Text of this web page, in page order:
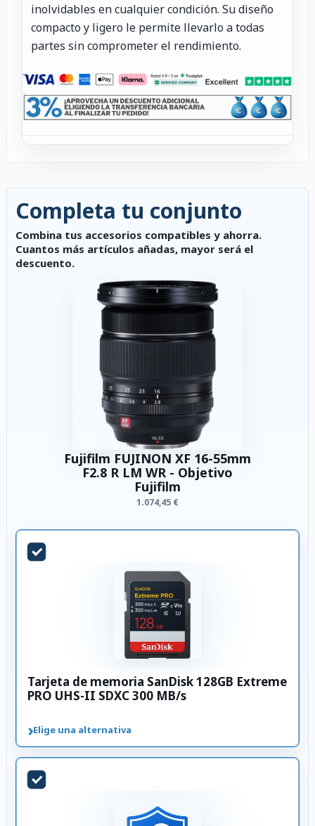
inolvidables en cualquier condición. Su diseño
compacto y ligero le permite llevarlo a todas
partes sin comprometer el rendimiento.
Completa tu conjunto
Combina tus accesorios compatibles y ahorra.
Cuantos más artículos añadas, mayor será el
descuento.
Fujifilm FUJINON XF 16-55mm
F2.8 R LM WR - Objetivo
Fujifilm
1.074,45 €
Tarjeta de memoria SanDisk 128GB Extreme
PRO UHS-II SDXC 300 MB/s
›Elige una alternativa